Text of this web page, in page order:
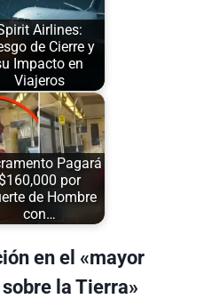
Airlines:
de Cierre y
Impacto en
Viajeros
Pagará
por
de Hombre
con…
en el «mayor
la Tierra»